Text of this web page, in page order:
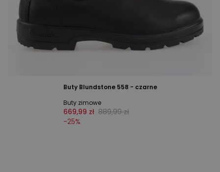
Buty Blundstone 558 - czarne
Buty zimowe
669,99 zł 889,99 zł
-25%